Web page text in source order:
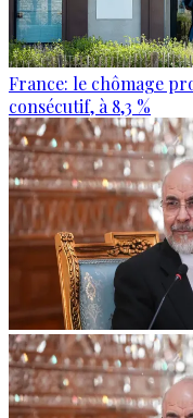
France: le chômage
consécutif, à 8,3 %